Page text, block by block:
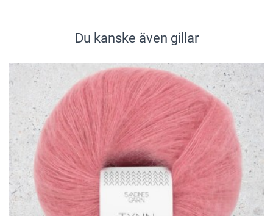
Du kanske även gillar